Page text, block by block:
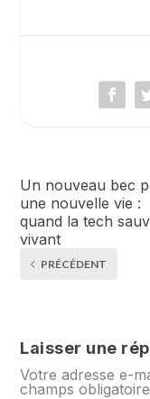
Un nouveau bec
une nouvelle vie :
quand la tech
vivant
PRÉCÉDENT
Laisser une
Votre adresse e-
champs